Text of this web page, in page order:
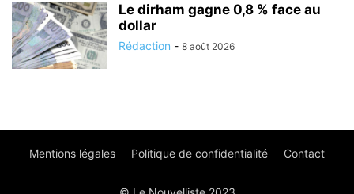
Le dirham gagne 0,8 % face au
dollar
Rédaction - 8 août 2026
Mentions légales Politique de confidentialité Contact